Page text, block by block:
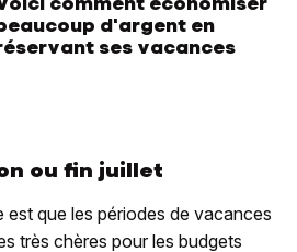
d'argent en
ses vacances
ou fin juillet
est que les périodes de vacances
très chères pour les budgets